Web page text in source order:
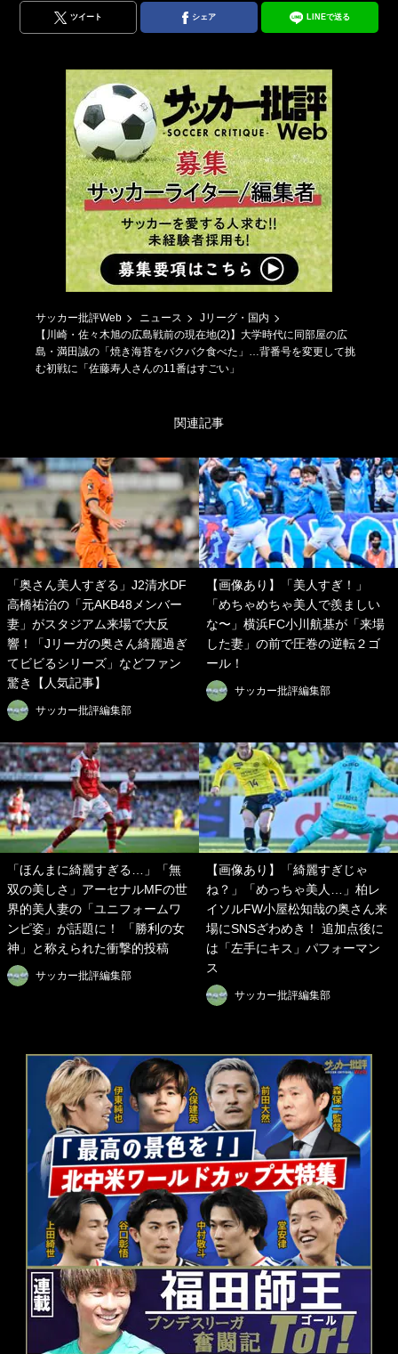
ツイート シェア LINEで送る
サッカー批評Web ニュース
Jリーグ・国内
【川崎・佐々木旭の広島戦前の現在地(2)】大学時代に同部屋の広
島・満田誠の「焼き海苔をバクバク食べた」…背番号を変更して挑
む初戦に「佐藤寿人さんの11番はすごい」
関連記事
「奥さん美人すぎる」J2清水DF
高橋祐治の「元AKB48メンバー
妻」がスタジアム来場で大反
響！「Jリーガの奥さん綺麗過ぎ
てビビるシリーズ」などファン
驚き【人気記事】
サッカー批評編集部
【画像あり】「美人すぎ！」
「めちゃめちゃ美人で羨ましい
な〜」横浜FC小川航基が「来場
した妻」の前で圧巻の逆転２ゴ
ール！
サッカー批評編集部
「ほんまに綺麗すぎる…」「無
双の美しさ」アーセナルMFの世
界的美人妻の「ユニフォームワ
ンピ姿」が話題に！ 「勝利の女
神」と称えられた衝撃的投稿
サッカー批評編集部
【画像あり】「綺麗すぎじゃ
ね？」「めっちゃ美人…」柏レ
イソルFW小屋松知哉の奥さん来
場にSNSざわめき！ 追加点後に
は「左手にキス」パフォーマン
ス
サッカー批評編集部